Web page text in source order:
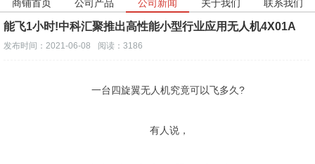
商铺首页 公司产品 公司新闻 关于我们 联系我们
能飞1小时!中科汇聚推出高性能小型行业应用无人机4X01A
发布时间：2021-06-08 阅读：3186
一台四旋翼无人机究竟可以飞多久?
有人说，